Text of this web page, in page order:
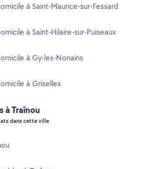
à Saint-Maurice-sur-Fessard
à Saint-Hilaire-sur-Puiseaux
à Gy-les-Nonains
à Griselles
à Traînou
dans cette ville